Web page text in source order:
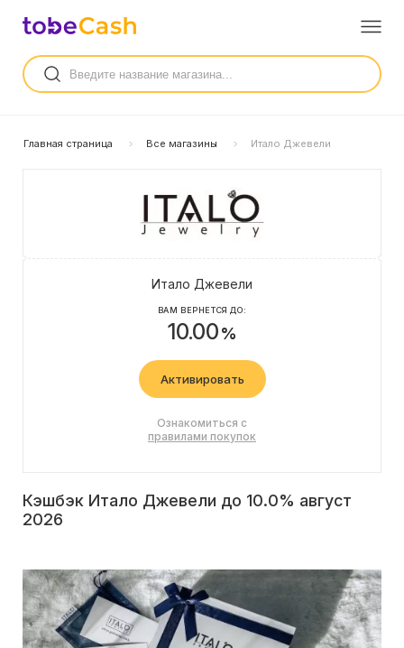
Главная страница Все магазины Итало Джевели
Итало Джевели
ВАМ ВЕРНЕТСЯ ДО:
10.00%
Активировать
Ознакомиться с
правилами покупок
Кэшбэк Итало Джевели до 10.0% август
2026